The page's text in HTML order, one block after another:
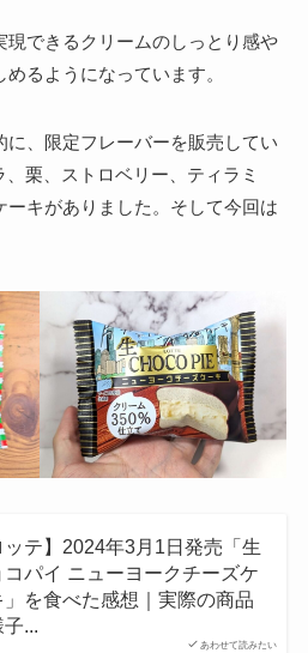
現できるクリームのしっとり感や
るようになっています。
に、限定フレーバーを販売してい
栗、ストロベリー、ティラミ
ーキがありました。そして今回は
あわせて読みたい
ッテ】2024年3月1日発売「生
コパイ ニューヨークチーズケ
」を食べた感想｜実際の商品
...